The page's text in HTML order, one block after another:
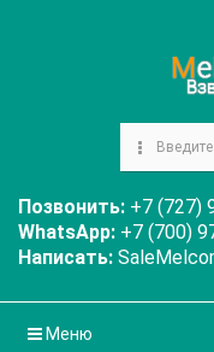
Позвонить: +7 (727)
WhatsApp: +7 (700)
Написать:
Меню